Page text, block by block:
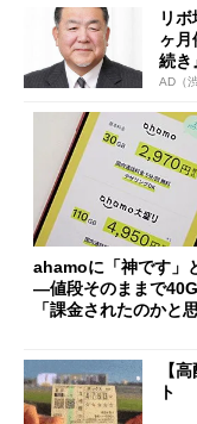
リ
ヶ月
続き
AD（
ahamoに「神です」
―値段そのままで
「課金されたのかと
【
ト